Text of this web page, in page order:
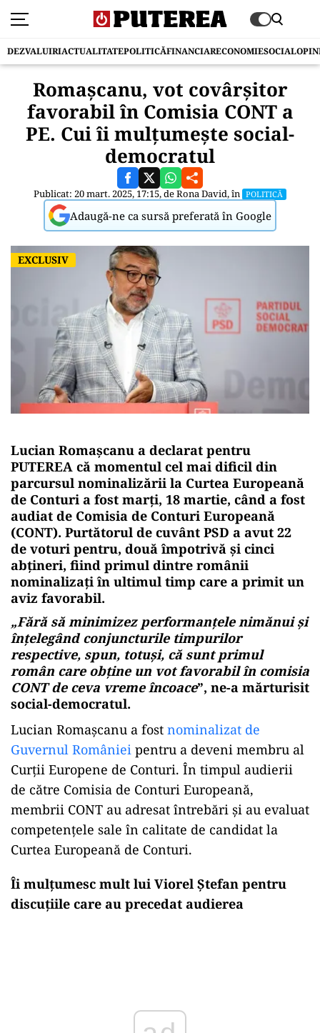
DEZVALUIRIACTUALITATEPOLITICĂFINANCIARECONOMIESOCIAL
Romașcanu, vot covârșitor
favorabil în Comisia CONT a
PE. Cui îi mulțumește social-
democratul
Publicat: 20 mart. 2025, 17:15, deRona David, în POLITICĂ
Adaugă-ne ca sursă preferată în Google
EXCLUSIV
Lucian Romașcanu a declarat pentru
PUTEREA că momentul cel mai dificil din
parcursul nominalizării la Curtea Europeană
de Conturi a fost marți, 18 martie, când a fost
audiat de Comisia de Conturi Europeană
(CONT). Purtătorul de cuvânt PSD a avut 22
de voturi pentru, două împotrivă și cinci
abțineri, fiind primul dintre românii
nominalizați în ultimul timp care a primit un
aviz favorabil.
„Fără să minimizez performanțele nimănui și
înțelegând conjuncturile timpurilor
respective, spun, totuși, că sunt primul
român care obține un vot favorabil în comisia
CONT de ceva vreme încoace”, ne-a mărturisit
social-democratul.
Lucian Romașcanu a fost nominalizat de
Guvernul României pentru a deveni membru al
Curții Europene de Conturi. În timpul audierii
de către Comisia de Conturi Europeană,
membrii CONT au adresat întrebări și au evaluat
competențele sale în calitate de candidat la
Curtea Europeană de Conturi.
Îi mulțumesc mult lui Viorel Ștefan pentru
discuțiile care au precedat audierea